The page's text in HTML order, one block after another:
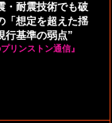
・耐震技術でも破
「想定を超えた揺
行基準の弱点”
リンストン通信』